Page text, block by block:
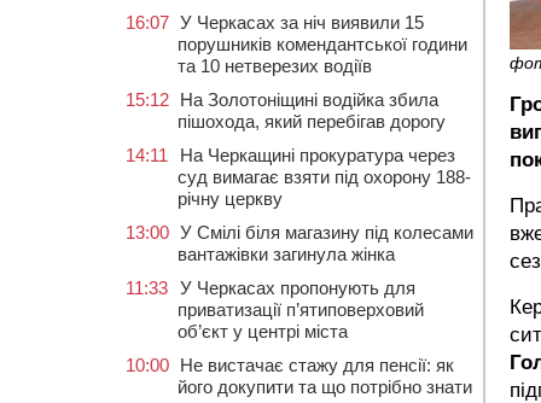
16:07 У Черкасах за ніч виявили 15
порушників комендантської години
та 10 нетверезих водіїв
15:12 На Золотоніщині водійка збила
пішохода, який перебігав дорогу
14:11
На Черкащині прокуратура через
суд вимагає взяти під охорону 188-
річну церкву
13:00 У Смілі біля магазину під колесами
вантажівки загинула жінка
11:33 У Черкасах пропонують для
приватизації п’ятиповерховий
об’єкт у центрі міста
10:00 Не вистачає стажу для пенсії: як
його докупити та що потрібно знати